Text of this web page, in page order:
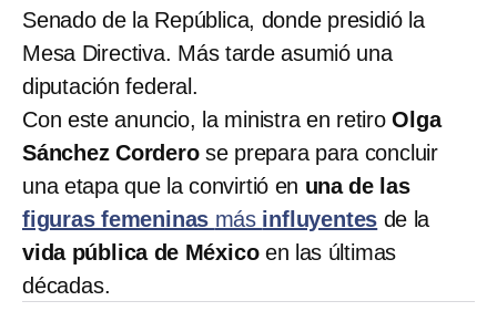
Senado de la República, donde presidió la
Mesa Directiva. Más tarde asumió una
diputación federal.
Con este anuncio, la ministra en retiroOlga
Sánchez Corderose prepara para concluir
una etapa que la convirtió en una de las
figuras femeninas más influyentes de la
vida pública de Méxicoen las últimas
décadas.